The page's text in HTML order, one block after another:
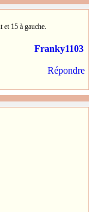
15 à gauche.
Franky1103
Répondre